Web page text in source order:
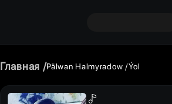
Главная Pälwan Halmyradow Ýol